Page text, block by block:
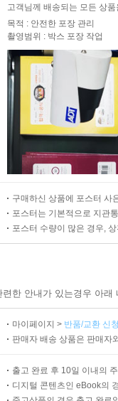
고객님께 배송되는 모든 상
목적 : 안전한 포장 관리
촬영범위 : 박스 포장 작업
구매하신 상품에 포스터 사
포스터는 기본적으로 지관
포스터 수량이 많은 경우,
한 안내가 있는경우 아
마이페이지 > 반품/교환 신
판매자 배송 상품은 판매자
출고 완료 후 10일 이내의
디지털 콘텐츠인 eBook의